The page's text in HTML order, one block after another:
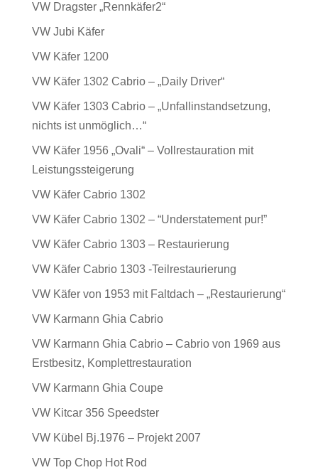
VW Dragster „Rennkäfer2“
VW Jubi Käfer
VW Käfer 1200
VW Käfer 1302 Cabrio – „Daily Driver“
VW Käfer 1303 Cabrio – „Unfallinstandsetzung,
nichts ist unmöglich…“
VW Käfer 1956 „Ovali“ – Vollrestauration mit
Leistungssteigerung
VW Käfer Cabrio 1302
VW Käfer Cabrio 1302 – “Understatement pur!”
VW Käfer Cabrio 1303 – Restaurierung
VW Käfer Cabrio 1303 -Teilrestaurierung
VW Käfer von 1953 mit Faltdach – „Restaurierung“
VW Karmann Ghia Cabrio
VW Karmann Ghia Cabrio – Cabrio von 1969 aus
Erstbesitz, Komplettrestauration
VW Karmann Ghia Coupe
VW Kitcar 356 Speedster
VW Kübel Bj.1976 – Projekt 2007
VW Top Chop Hot Rod